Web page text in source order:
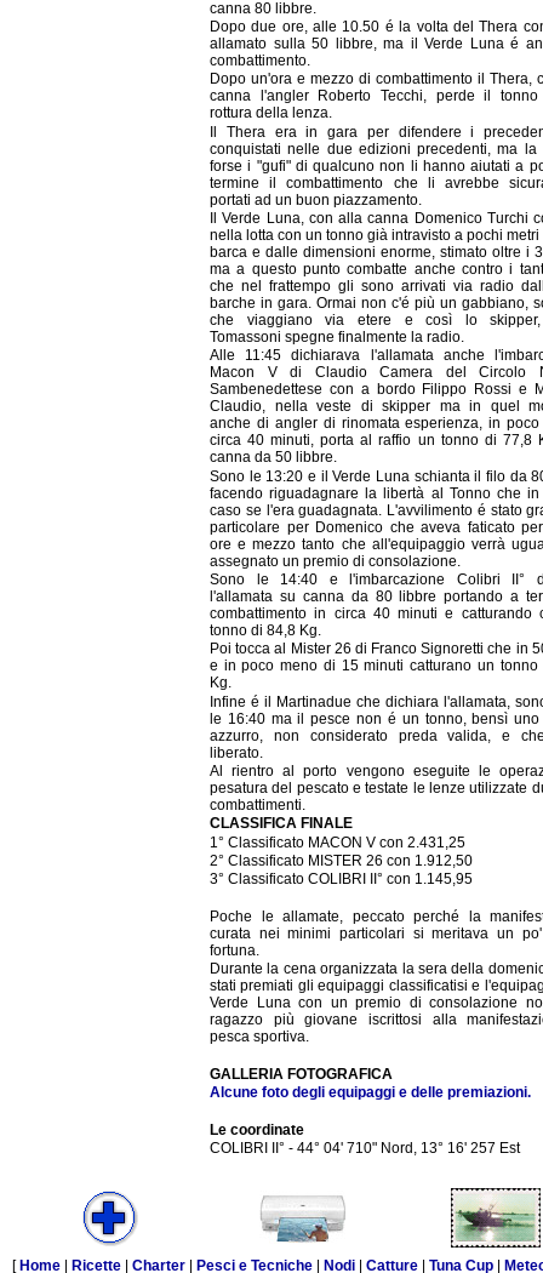
canna 80 libbre.
Dopo due ore, alle 10.50 é la volta del Thera
allamato sulla 50 libbre, ma il Verde Luna é
combattimento.
Dopo un'ora e mezzo di combattimento il Thera,
canna l'angler Roberto Tecchi, perde il
rottura della lenza.
Il Thera era in gara per difendere i
conquistati nelle due edizioni precedenti, ma la
forse i "gufi" di qualcuno non li hanno aiutati a
termine il combattimento che li avrebbe
portati ad un buon piazzamento.
Il Verde Luna, con alla canna Domenico Turchi
nella lotta con un tonno già intravisto a pochi metri
barca e dalle dimensioni enorme, stimato oltre i
ma a questo punto combatte anche contro i
che nel frattempo gli sono arrivati via radio
barche in gara. Ormai non c'é più un gabbiano,
che viaggiano via etere e così lo
Tomassoni spegne finalmente la radio.
Alle 11:45 dichiarava l'allamata anche
Macon V di Claudio Camera del Circolo
Sambenedettese con a bordo Filippo Rossi e
Claudio, nella veste di skipper ma in quel
anche di angler di rinomata esperienza, in poco
circa 40 minuti, porta al raffio un tonno di 77,8
canna da 50 libbre.
Sono le 13:20 e il Verde Luna schianta il filo da
facendo riguadagnare la libertà al Tonno che in
caso se l'era guadagnata. L'avvilimento é stato
particolare per Domenico che aveva faticato
ore e mezzo tanto che all'equipaggio verrà
assegnato un premio di consolazione.
Sono le 14:40 e l'imbarcazione Colibri II°
l'allamata su canna da 80 libbre portando a
combattimento in circa 40 minuti e catturando
tonno di 84,8 Kg.
Poi tocca al Mister 26 di Franco Signoretti che in
e in poco meno di 15 minuti catturano un tonno
Kg.
Infine é il Martinadue che dichiara l'allamata,
le 16:40 ma il pesce non é un tonno, bensì uno
azzurro, non considerato preda valida, e
liberato.
Al rientro al porto vengono eseguite le
pesatura del pescato e testate le lenze utilizzate
combattimenti.
CLASSIFICA FINALE
1° Classificato MACON V con 2.431,25
2° Classificato MISTER 26 con 1.912,50
3° Classificato COLIBRI II° con 1.145,95
Poche le allamate, peccato perché la
curata nei minimi particolari si meritava un
fortuna.
Durante la cena organizzata la sera della
stati premiati gli equipaggi classificatisi e
Verde Luna con un premio di consolazione
ragazzo più giovane iscrittosi alla
pesca sportiva.
GALLERIA FOTOGRAFICA
Alcune foto degli equipaggi e delle premiazioni.
Le coordinate
COLIBRI II° - 44° 04' 710" Nord, 13° 16' 257 Est
[ Home Ricette Charter Pesci e Tecniche Nodi Catture Tuna Cup